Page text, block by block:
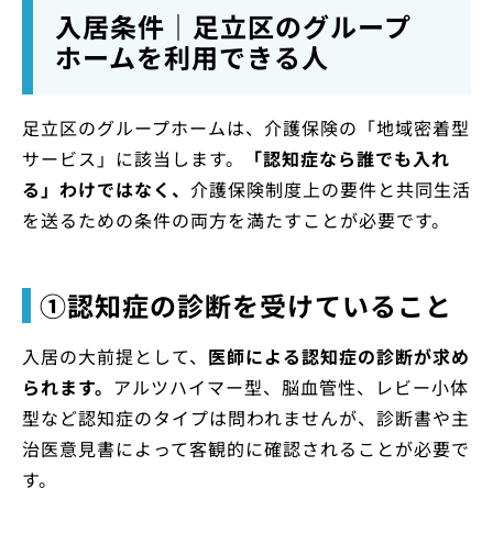
入居条件｜足立区のグループ
ホームを利用できる人
足立区のグループホームは、介護保険の「地域密着型
サービス」に該当します。
「認知症なら誰でも入れ
る」わけではなく、 介護保険制度上の要件と共同生活
を送るための条件の両方を満たすことが必要です。
①認知症の診断を受けていること
入居の大前提として、 医師による認知症の診断が求め
られます。 アルツハイマー型、脳血管性、レビー小体
型など認知症のタイプは問われませんが、診断書や主
治医意見書によって客観的に確認されることが必要で
す。